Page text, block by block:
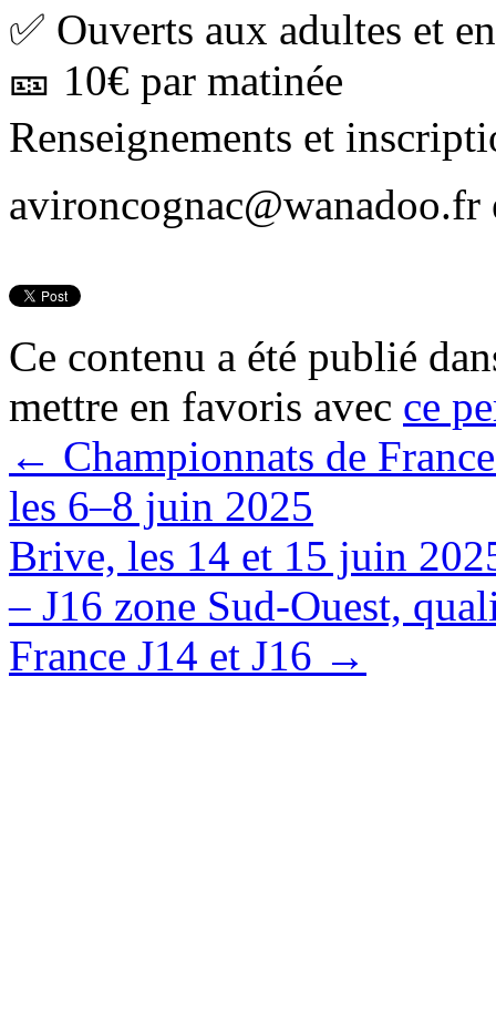
✅ Ouverts aux adultes et
🎫 10€ par matinée
Renseignements et
avironcognac@wanadoo.fr
Ce contenu a été publié
mettre en favoris avec ce
← Championnats de
les 6–8 juin 2025
Brive, les 14 et 15 juin
– J16 zone Sud-Ouest,
France J14 et J16 →